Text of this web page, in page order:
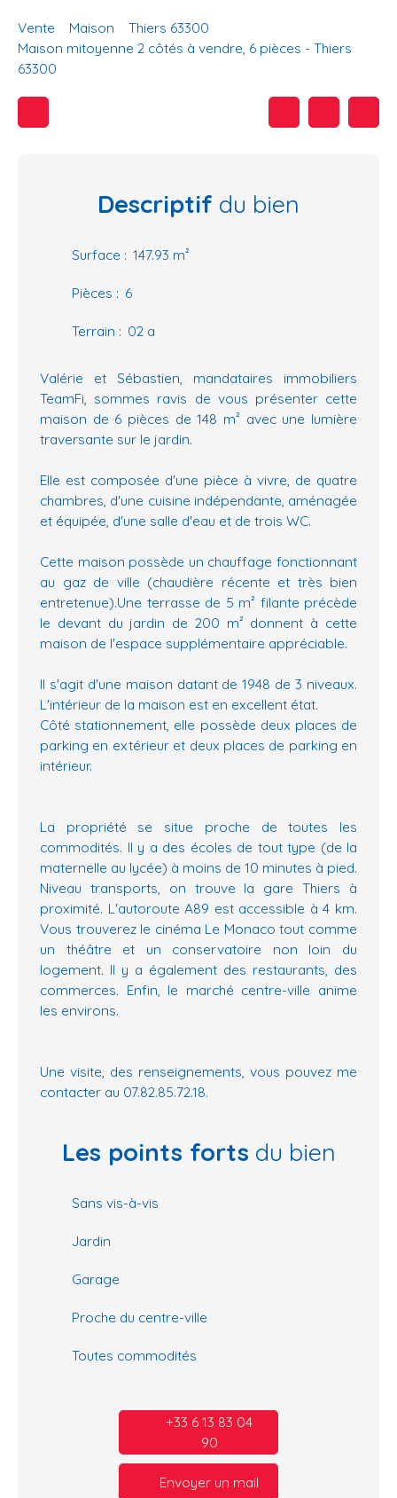
Vente Maison
Thiers 63300
Maison mitoyenne 2 côtés à vendre, 6 pièces - Thiers
63300
Descriptif du bien
Surface : 147.93 m²
Pièces : 6
Terrain : 02 a
Valérie et Sébastien, mandataires immobiliers
TeamFi, sommes ravis de vous présenter cette
maison de 6 pièces de 148 m² avec une lumière
traversante sur le jardin.
Elle est composée d'une pièce à vivre, de quatre
chambres, d'une cuisine indépendante, aménagée
et équipée, d'une salle d'eau et de trois WC.
Cette maison possède un chauffage fonctionnant
au gaz de ville (chaudière récente et très bien
entretenue).Une terrasse de 5 m² filante précède
le devant du jardin de 200 m² donnent à cette
maison de l'espace supplémentaire appréciable.
Il s'agit d'une maison datant de 1948 de 3 niveaux.
L'intérieur de la maison est en excellent état.
Côté stationnement, elle possède deux places de
parking en extérieur et deux places de parking en
intérieur.
La propriété se situe proche de toutes les
commodités. Il y a des écoles de tout type (de la
maternelle au lycée) à moins de 10 minutes à pied.
Niveau transports, on trouve la gare Thiers à
proximité. L'autoroute A89 est accessible à 4 km.
Vous trouverez le cinéma Le Monaco tout comme
un théâtre et un conservatoire non loin du
logement. Il y a également des restaurants, des
commerces. Enfin, le marché centre-ville anime
les environs.
Une visite, des renseignements, vous pouvez me
contacter au 07.82.85.72.18.
Les points forts du bien
Sans vis-à-vis
Jardin
Garage
Proche du centre-ville
Toutes commodités
+33 6 13 83 04
90
Envoyer un mail